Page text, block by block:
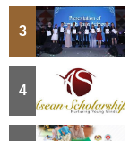
i
o
n
3
4